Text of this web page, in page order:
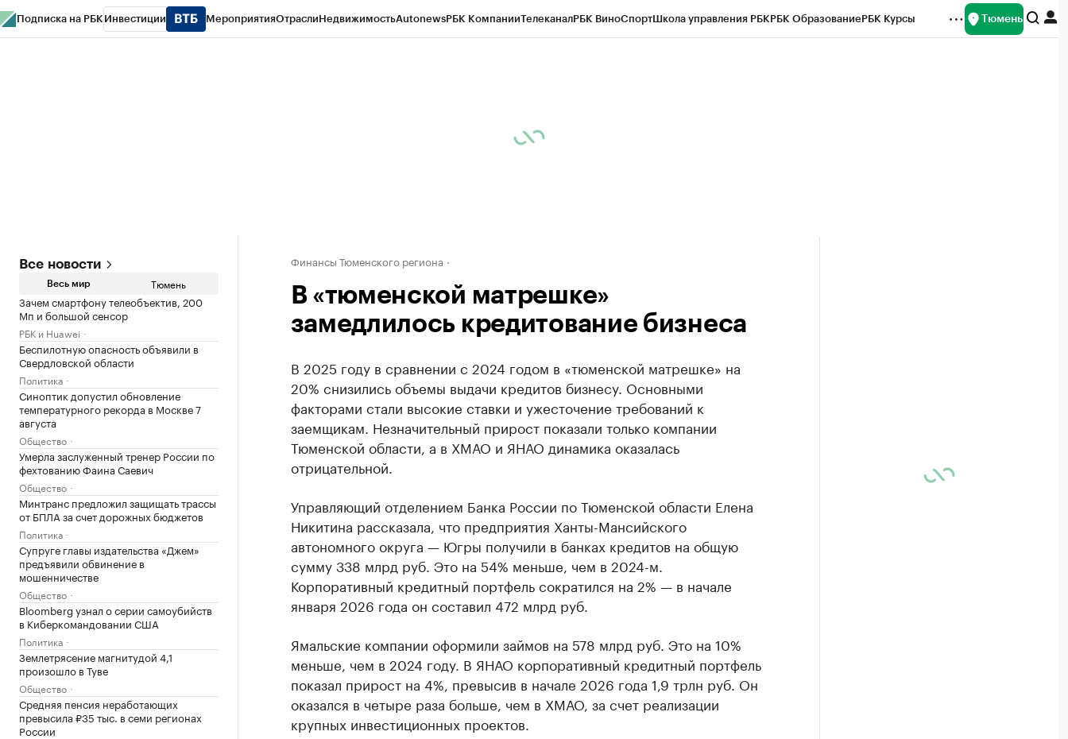
Подписка на РБК Инвестиции МероприятияОтраслиНедвижимостьAutonewsРБК КомпанииТелеканалРБК ВиноСпортШкола управления РБКРБК ОбразованиеРБК Курсы Тюмень
Все новости
Весь мир Тюмень
Зачем смартфону телеобъектив, 200
Мп и большой сенсор
РБК и Huawei
Беспилотную опасность объявили в
Свердловской области
Политика
Синоптик допустил обновление
температурного рекорда в Москве 7
августа
Общество
Умерла заслуженный тренер России по
фехтованию Фаина Саевич
Общество
Минтранс предложил защищать трассы
от БПЛА за счет дорожных бюджетов
Политика
Супруге главы издательства «Джем»
предъявили обвинение в
мошенничестве
Общество
Bloomberg узнал о серии самоубийств
в Киберкомандовании США
Политика
Землетрясение магнитудой 4,1
произошло в Туве
Общество
Средняя пенсия неработающих
превысила ₽35 тыс. в семи регионах
России
Финансы Тюменского региона
В «тюменской матрешке»
замедлилось кредитование бизнеса
В 2025 году в сравнении с 2024 годом в «тюменской матрешке» на
20% снизились объемы выдачи кредитов бизнесу. Основными
факторами стали высокие ставки и ужесточение требований к
заемщикам. Незначительный прирост показали только компании
Тюменской области, а в ХМАО и ЯНАО динамика оказалась
отрицательной.
Управляющий отделением Банка России по Тюменской области Елена
Никитина рассказала, что предприятия Ханты-Мансийского
автономного округа — Югры получили в банках кредитов на общую
сумму 338 млрд руб. Это на 54% меньше, чем в 2024-м.
Корпоративный кредитный портфель сократился на 2% — в начале
января 2026 года он составил 472 млрд руб.
Ямальские компании оформили займов на 578 млрд руб. Это на 10%
меньше, чем в 2024 году. В ЯНАО корпоративный кредитный портфель
показал прирост на 4%, превысив в начале 2026 года 1,9 трлн руб. Он
оказался в четыре раза больше, чем в ХМАО, за счет реализации
крупных инвестиционных проектов.